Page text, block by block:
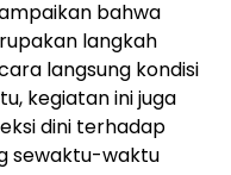
bahwa
langkah
langsung kondisi
kegiatan ini juga
dini terhadap
sewaktu-waktu